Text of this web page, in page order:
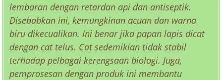
lembaran dengan retardan api dan antiseptik.
Disebabkan ini, kemungkinan acuan dan warna
biru dikecualikan. Ini benar jika papan lapis dicat
dengan cat telus. Cat sedemikian tidak stabil
terhadap pelbagai kerengsaan biologi. Juga,
pemprosesan dengan produk ini membantu